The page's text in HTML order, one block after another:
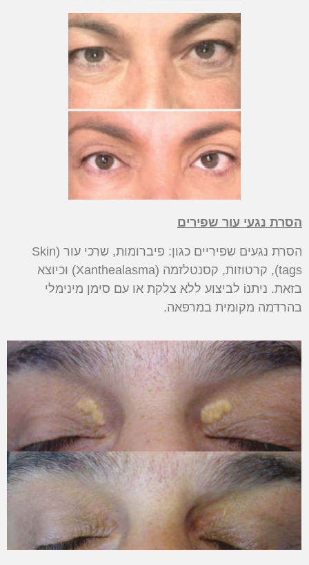
הסרת נגעי עור שפירים
הסרת נגעים שפיריים כגון: פיברומות, שרכי עור (Skin
tags), קרטוזות, קסנטלזמה (Xanthealasma) וכיוצא
בזאת. ניתנi לביצוע ללא צלקת או עם סימן מינימלי
בהרדמה מקומית במרפאה.